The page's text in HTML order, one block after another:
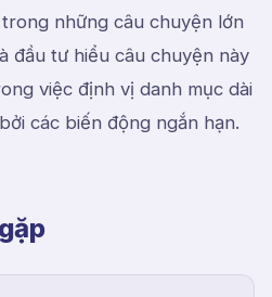
những câu chuyện lớn
đầu tư hiểu câu chuyện này
việc định vị danh mục dài
các biến động ngắn hạn.